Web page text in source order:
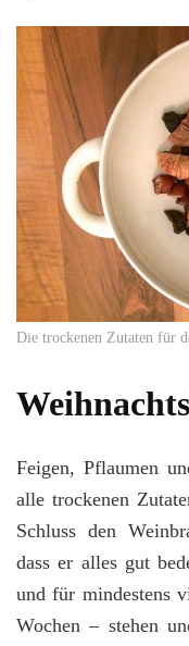
Die trockenen Zutaten für
Feigen, Pflaumen
alle trockenen
Schluss den
dass er alles gut
und für mindestens
Wochen – stehen